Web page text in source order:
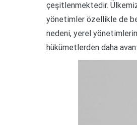
çeşitlenmektedir.
yönetimler özellikle de
nedeni, yerel
hükümetlerden daha